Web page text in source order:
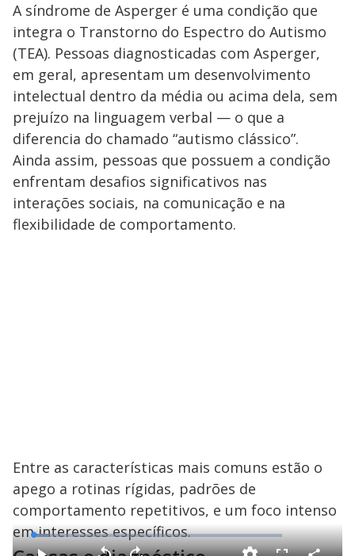
A síndrome de Asperger é uma condição que
integra o Transtorno do Espectro do Autismo
(TEA). Pessoas diagnosticadas com Asperger,
em geral, apresentam um desenvolvimento
intelectual dentro da média ou acima dela, sem
prejuízo na linguagem verbal — o que a
diferencia do chamado “autismo clássico”.
Ainda assim, pessoas que possuem a condição
enfrentam desafios significativos nas
interações sociais, na comunicação e na
flexibilidade de comportamento.
Entre as características mais comuns estão o
apego a rotinas rígidas, padrões de
comportamento repetitivos, e um foco intenso
em interesses específicos.
L
o